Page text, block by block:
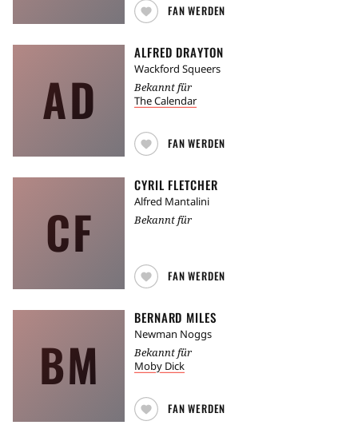
FAN WERDEN
AD
ALFRED DRAYTON
Wackford Squeers
Bekannt für
The Calendar
FAN WERDEN
CF
CYRIL FLETCHER
Alfred Mantalini
Bekannt für
FAN WERDEN
BM
BERNARD MILES
Newman Noggs
Bekannt für
Moby Dick
FAN WERDEN